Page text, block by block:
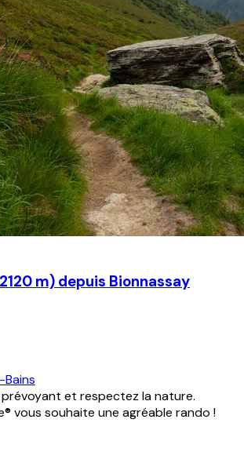
m) depuis Bionnassay
et respectez la nature.
vous souhaite une agréable rando !